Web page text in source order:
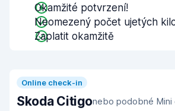
Okamžité potvrzení!
Neomezený počet ujetých
Zaplatit okamžitě
Online check-in
Skoda Citigonebo podobné Mini